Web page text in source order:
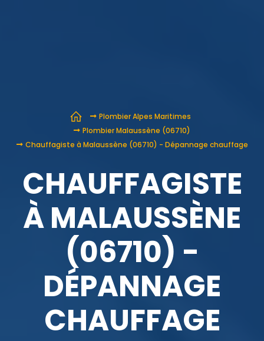
Plombier Alpes Maritimes
Plombier Malaussène (06710)
Chauffagiste à Malaussène (06710) - Dépannage chauffage
CHAUFFAGISTE
À MALAUSSÈNE
(06710) -
DÉPANNAGE
CHAUFFAGE